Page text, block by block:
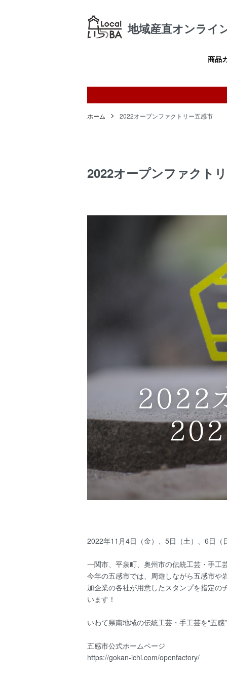
地域産直オンライ
商品
ホーム 2022オープンファクトリー五感市
2022オープンファクト
2022年11月4日（金）、5日（土）、6日
一関市、平泉町、奥州市の伝統工芸・手工
今年の五感市では、周遊しながら五感市
加企業の各社が用意したスタンプを指定
います！
いわて県南地域の伝統工芸・手工芸を“五
五感市公式ホームページ
https://gokan-ichi.com/openfactory/